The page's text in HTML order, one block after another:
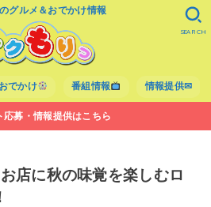
グルメ＆おでかけ情報
おでかけ 番組情報 情報提供✉
SEARCH
応募・情報提供はこちら
店に秋の味覚を楽しむロ